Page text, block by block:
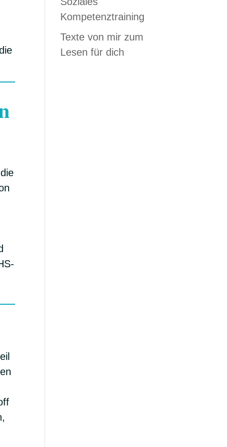
Kompetenztraining
Texte von mir zum
Lesen für dich